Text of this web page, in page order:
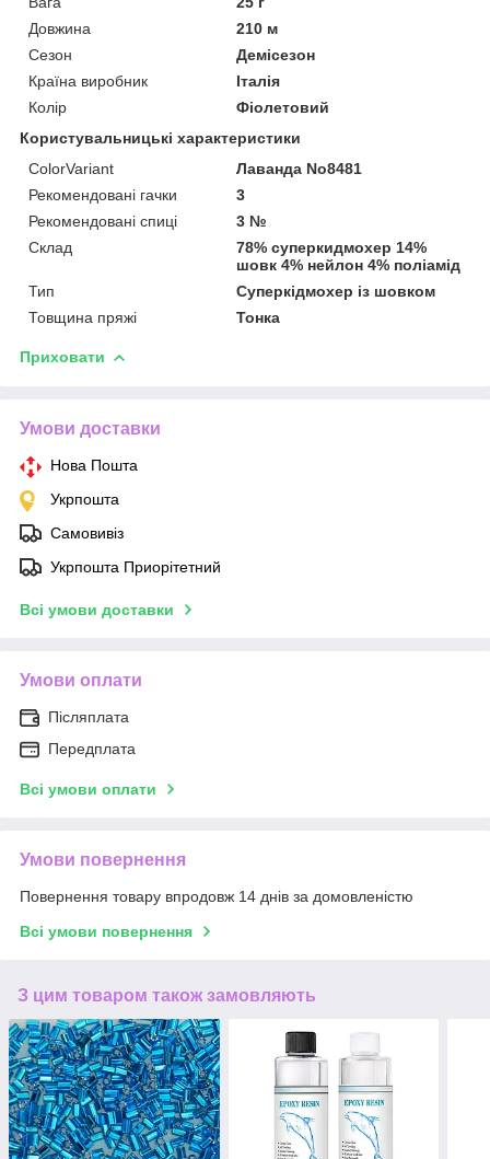
Довжина
210 м
Сезон
Демісезон
Країна виробник
Італія
Колір
Фіолетовий
Користувальницькі характеристики
ColorVariant
Лаванда No8481
Рекомендовані гачки
3
Рекомендовані спиці
3 №
Склад
78% суперкидмохер 14%
шовк 4% нейлон 4% поліамід
Тип
Суперкідмохер із шовком
Товщина пряжі
Тонка
Приховати
Умови доставки
Нова Пошта
Укрпошта
Самовивіз
Укрпошта Приорітетний
Всі умови доставки
Умови оплати
Післяплата
Передплата
Всі умови оплати
Умови повернення
Повернення товару впродовж 14 днів за домовленістю
Всі умови повернення
З цим товаром також замовляють